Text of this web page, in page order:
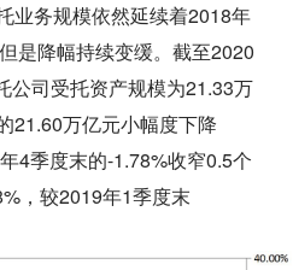
业务规模依然延续着2018年
是降幅持续变缓。截至2020
公司受托资产规模为21.33万
21.60万亿元小幅度下降
4季度末的-1.78%收窄0.5个
，较2019年1季度末